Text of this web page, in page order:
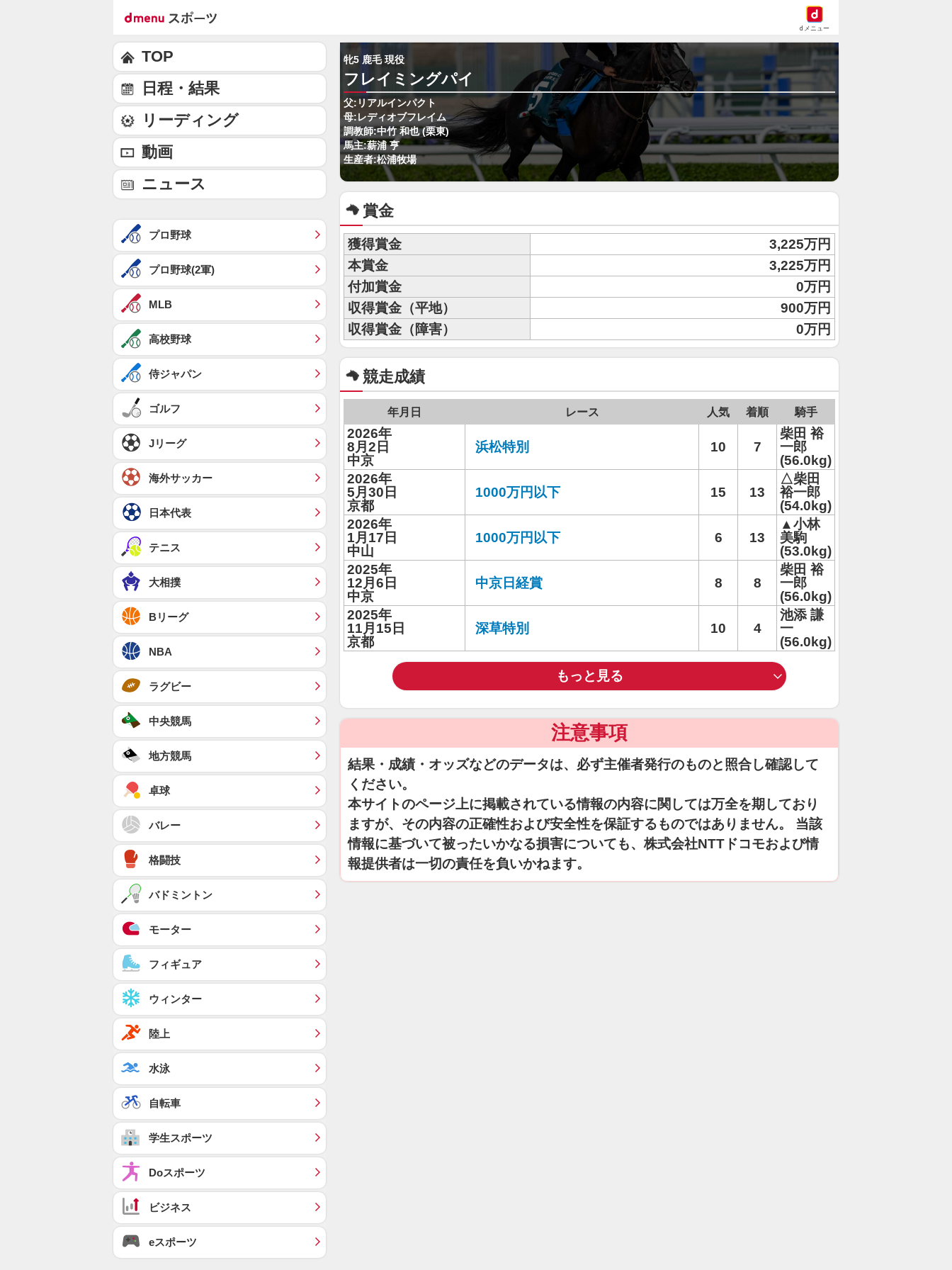
dメニュー
牝5 鹿毛 現役
フレイミングパイ
父:リアルインパクト
母:レディオブフレイム
調教師:中竹 和也 (栗東)
馬主:薪浦 亨
生産者:松浦牧場
賞金
獲得賞金
3,225万円
本賞金
3,225万円
付加賞金
0万円
収得賞金（平地）
900万円
収得賞金（障害）
0万円
競走成績
年月日 レース 人気 着順 騎手
2026年
8月2日
中京
浜松特別 10 7
柴田 裕
一郎
(56.0kg)
2026年
5月30日
京都
1000万円以下 15 13
△柴田
裕一郎
(54.0kg)
2026年
1月17日
中山
1000万円以下 6 13
▲小林
美駒
(53.0kg)
2025年
12月6日
中京
中京日経賞 8 8
柴田 裕
一郎
(56.0kg)
2025年
11月15日
京都
深草特別 10 4
池添 謙
一
(56.0kg)
もっと見る
注意事項
結果・成績・オッズなどのデータは、必ず主催者発行のものと照合し確認して
ください。
本サイトのページ上に掲載されている情報の内容に関しては万全を期しており
ますが、その内容の正確性および安全性を保証するものではありません。 当該
情報に基づいて被ったいかなる損害についても、株式会社NTTドコモおよび情
報提供者は一切の責任を負いかねます。
TOP
日程・結果
リーディング
動画
ニュース
プロ野球
プロ野球(2軍)
MLB
高校野球
侍ジャパン
ゴルフ
Jリーグ
海外サッカー
日本代表
テニス
大相撲
Bリーグ
NBA
ラグビー
中央競馬
地方競馬
卓球
バレー
格闘技
バドミントン
モーター
フィギュア
ウィンター
陸上
水泳
自転車
学生スポーツ
Doスポーツ
ビジネス
eスポーツ